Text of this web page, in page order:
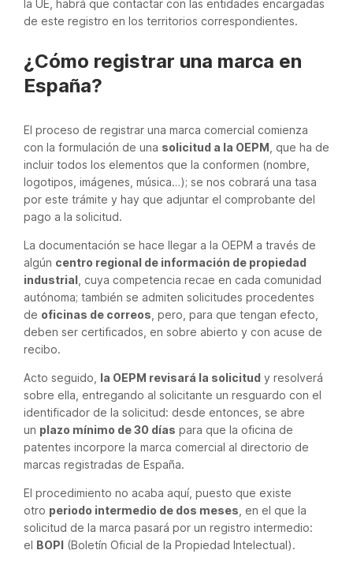
la UE, habrá que contactar con las entidades encargadas
de este registro en los territorios correspondientes.
¿Cómo registrar una marca en
España?
El proceso de registrar una marca comercial comienza
con la formulación de una solicitud a la OEPM , que ha de
incluir todos los elementos que la conformen (nombre,
logotipos, imágenes, música…); se nos cobrará una tasa
por este trámite y hay que adjuntar el comprobante del
pago a la solicitud.
La documentación se hace llegar a la OEPM a través de
algún centro regional de información de propiedad
industrial , cuya competencia recae en cada comunidad
autónoma; también se admiten solicitudes procedentes
de oficinas de correos , pero, para que tengan efecto,
deben ser certificados, en sobre abierto y con acuse de
recibo.
Acto seguido, la OEPM revisará la solicitud y resolverá
sobre ella, entregando al solicitante un resguardo con el
identificador de la solicitud: desde entonces, se abre
un plazo mínimo de 30 días para que la oficina de
patentes incorpore la marca comercial al directorio de
marcas registradas de España.
El procedimiento no acaba aquí, puesto que existe
otro periodo intermedio de dos meses , en el que la
solicitud de la marca pasará por un registro intermedio:
el BOPI (Boletín Oficial de la Propiedad Intelectual).